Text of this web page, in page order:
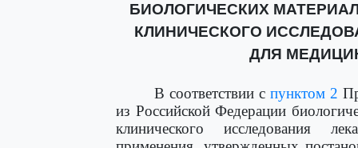
БИОЛОГИЧЕСКИХ
КЛИНИЧЕСКОГО
ДЛЯ
В соответствии с пунктом 2
из Российской Федерации
клинического исследования